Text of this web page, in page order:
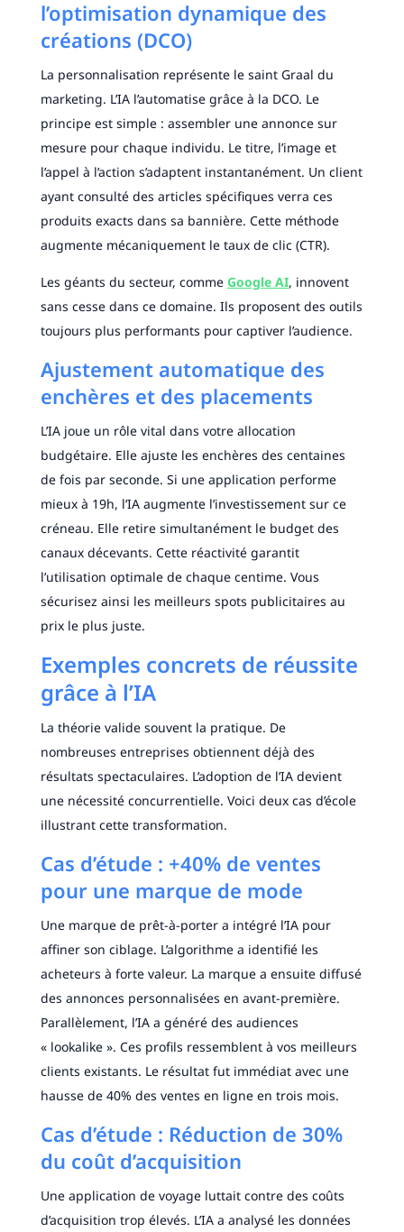
l’optimisation dynamique des
créations (DCO)
La personnalisation représente le saint Graal du
marketing. L’IA l’automatise grâce à la DCO. Le
principe est simple : assembler une annonce sur
mesure pour chaque individu. Le titre, l’image et
l’appel à l’action s’adaptent instantanément. Un client
ayant consulté des articles spécifiques verra ces
produits exacts dans sa bannière. Cette méthode
augmente mécaniquement le taux de clic (CTR).
Les géants du secteur, comme Google AI, innovent
sans cesse dans ce domaine. Ils proposent des outils
toujours plus performants pour captiver l’audience.
Ajustement automatique des
enchères et des placements
L’IA joue un rôle vital dans votre allocation
budgétaire. Elle ajuste les enchères des centaines
de fois par seconde. Si une application performe
mieux à 19h, l’IA augmente l’investissement sur ce
créneau. Elle retire simultanément le budget des
canaux décevants. Cette réactivité garantit
l’utilisation optimale de chaque centime. Vous
sécurisez ainsi les meilleurs spots publicitaires au
prix le plus juste.
Exemples concrets de réussite
grâce à l’IA
La théorie valide souvent la pratique. De
nombreuses entreprises obtiennent déjà des
résultats spectaculaires. L’adoption de l’IA devient
une nécessité concurrentielle. Voici deux cas d’école
illustrant cette transformation.
Cas d’étude : +40% de ventes
pour une marque de mode
Une marque de prêt-à-porter a intégré l’IA pour
affiner son ciblage. L’algorithme a identifié les
acheteurs à forte valeur. La marque a ensuite diffusé
des annonces personnalisées en avant-première.
Parallèlement, l’IA a généré des audiences
« lookalike ». Ces profils ressemblent à vos meilleurs
clients existants. Le résultat fut immédiat avec une
hausse de 40% des ventes en ligne en trois mois.
Cas d’étude : Réduction de 30%
du coût d’acquisition
Une application de voyage luttait contre des coûts
d’acquisition trop élevés. L’IA a analysé les données